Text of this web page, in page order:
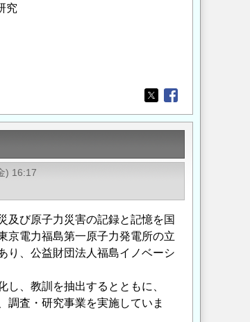
究
Opens in a new
Opens in a new
) 16:17
び原子力災害の記録と記憶を国
京電力福島第一原子力発電所の立
り、公益財団法人福島イノベーシ
、教訓を抽出するとともに、
調査・研究事業を実施していま